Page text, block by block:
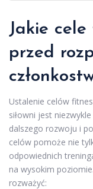
Jakie
przed
Ustalenie celów
siłowni jest
dalszego rozwoju i
celów pomoże nie
odpowiednich
na wysokim
rozważyć: